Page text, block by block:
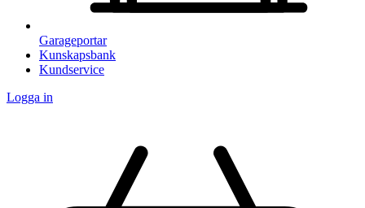
Garageportar
Kunskapsbank
Kundservice
Logga in